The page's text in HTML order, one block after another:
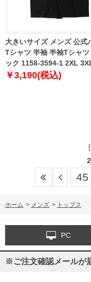
大きいサイズ メンズ 公式
Tシャツ 半袖 半袖Tシャツ
ック 1158-3594-1 2XL
5XL
￥3,190(税込)
45
ホーム > メンズ > トップス
PC
※ご注文確認メールが